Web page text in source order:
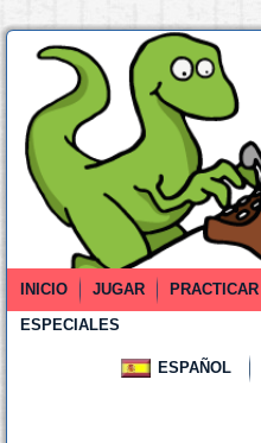
INICIO JUGAR PRACTICAR
ESPECIALES
ESPAÑOL